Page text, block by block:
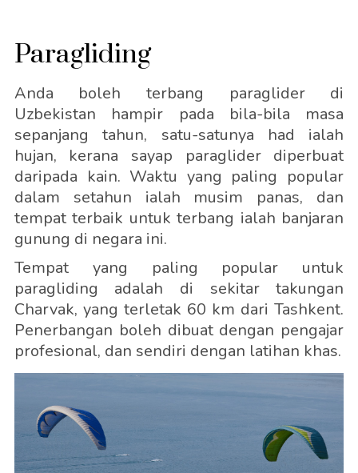
Paragliding
Anda boleh terbang paraglider di
Uzbekistan hampir pada bila-bila masa
sepanjang tahun, satu-satunya had ialah
hujan, kerana sayap paraglider diperbuat
daripada kain. Waktu yang paling popular
dalam setahun ialah musim panas, dan
tempat terbaik untuk terbang ialah banjaran
gunung di negara ini.
Tempat yang paling popular untuk
paragliding adalah di sekitar takungan
Charvak, yang terletak 60 km dari Tashkent.
Penerbangan boleh dibuat dengan pengajar
profesional, dan sendiri dengan latihan khas.